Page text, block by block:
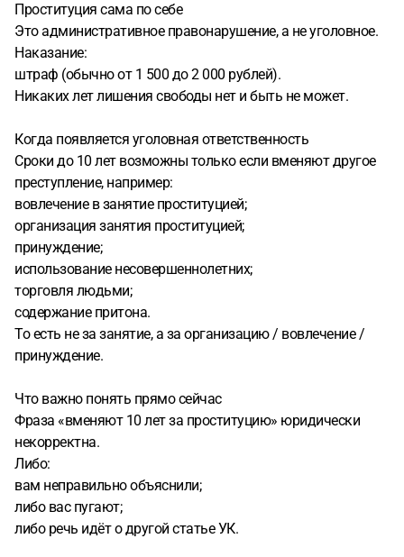
Проституция сама по себе
Это административное правонарушение, а не уголовное.
Наказание:
штраф (обычно от 1 500 до 2 000 рублей).
Никаких лет лишения свободы нет и быть не может.
Когда появляется уголовная ответственность
Сроки до 10 лет возможны только если вменяют другое
преступление, например:
вовлечение в занятие проституцией;
организация занятия проституцией;
принуждение;
использование несовершеннолетних;
торговля людьми;
содержание притона.
То есть не за занятие, а за организацию / вовлечение /
принуждение.
Что важно понять прямо сейчас
Фраза «вменяют 10 лет за проституцию» юридически
некорректна.
Либо:
вам неправильно объяснили;
либо вас пугают;
либо речь идёт о другой статье УК.